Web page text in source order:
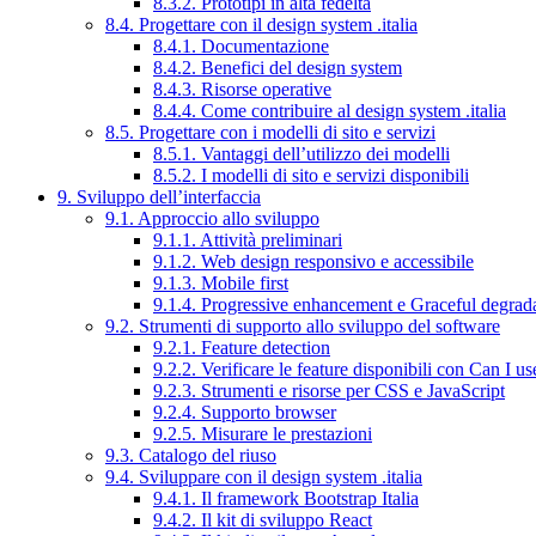
8.4. Progettare con il design system .italia
8.4.1. Documentazione
8.4.2. Benefici del design system
8.4.3. Risorse operative
8.4.4. Come contribuire al design system .italia
8.5. Progettare con i modelli di sito e servizi
8.5.1. Vantaggi dell’utilizzo dei modelli
8.5.2. I modelli di sito e servizi disponibili
9. Sviluppo dell’interfaccia
9.1. Approccio allo sviluppo
9.1.1. Attività preliminari
9.1.2. Web design responsivo e accessibile
9.1.3. Mobile first
9.1.4. Progressive enhancement e Graceful
9.2. Strumenti di supporto allo sviluppo del software
9.2.1. Feature detection
9.2.2. Verificare le feature disponibili con Can I
9.2.3. Strumenti e risorse per CSS e JavaScript
9.2.4. Supporto browser
9.2.5. Misurare le prestazioni
9.3. Catalogo del riuso
9.4. Sviluppare con il design system .italia
9.4.1. Il framework Bootstrap Italia
9.4.2. Il kit di sviluppo React